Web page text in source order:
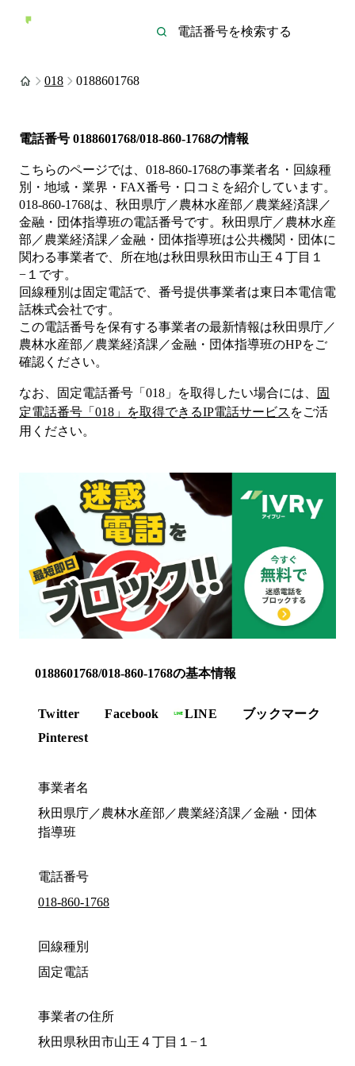
018 0188601768
電話番号 0188601768/018-860-1768の情報
こちらのページでは、 018-860-1768の事業者名・回線種
別・地域・業界・FAX番号・口コミを紹介しています。
018-860-1768は、 秋田県庁／農林水産部／農業経済課／
金融・団体指導班の電話番号です。 秋田県庁／農林水産
部／農業経済課／金融・団体指導班は公共機関・団体に
関わる事業者で、所在地は秋田県秋田市山王４丁目１
−１ です。
回線種別は固定電話で、番号提供事業者は東日本電信電
話株式会社です。
この電話番号を保有する事業者の最新情報は秋田県庁／
農林水産部／農業経済課／金融・団体指導班のHPをご
確認ください。
なお、固定電話番号「 018 」を取得したい場合には、
固
定電話番号「 018 」を取得できるIP電話サービス をご活
用ください。
0188601768/018-860-1768の基本情報
Twitter Facebook LINE
ブックマーク
Pinterest
事業者名
秋田県庁／農林水産部／農業経済課／金融・団体
指導班
電話番号
018-860-1768
回線種別
固定電話
事業者の住所
秋田県秋田市山王４丁目１−１